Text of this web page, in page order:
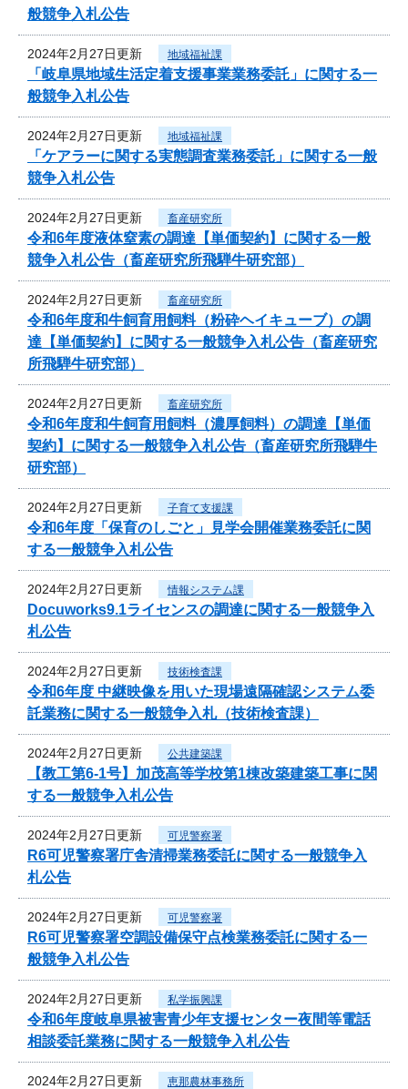
般競争入札公告
2024年2月27日更新 地域福祉課
「岐阜県地域生活定着支援事業業務委託」に関する一
般競争入札公告
2024年2月27日更新 地域福祉課
「ケアラーに関する実態調査業務委託」に関する一般
競争入札公告
2024年2月27日更新 畜産研究所
令和6年度液体窒素の調達【単価契約】に関する一般
競争入札公告（畜産研究所飛騨牛研究部）
2024年2月27日更新 畜産研究所
令和6年度和牛飼育用飼料（粉砕ヘイキューブ）の調
達【単価契約】に関する一般競争入札公告（畜産研究
所飛騨牛研究部）
2024年2月27日更新 畜産研究所
令和6年度和牛飼育用飼料（濃厚飼料）の調達【単価
契約】に関する一般競争入札公告（畜産研究所飛騨牛
研究部）
2024年2月27日更新 子育て支援課
令和6年度「保育のしごと」見学会開催業務委託に関
する一般競争入札公告
2024年2月27日更新 情報システム課
Docuworks9.1ライセンスの調達に関する一般競争入
札公告
2024年2月27日更新 技術検査課
令和6年度 中継映像を用いた現場遠隔確認システム委
託業務に関する一般競争入札（技術検査課）
2024年2月27日更新 公共建築課
【教工第6-1号】加茂高等学校第1棟改築建築工事に関
する一般競争入札公告
2024年2月27日更新 可児警察署
R6可児警察署庁舎清掃業務委託に関する一般競争入
札公告
2024年2月27日更新 可児警察署
R6可児警察署空調設備保守点検業務委託に関する一
般競争入札公告
2024年2月27日更新 私学振興課
令和6年度岐阜県被害青少年支援センター夜間等電話
相談委託業務に関する一般競争入札公告
2024年2月27日更新 恵那農林事務所